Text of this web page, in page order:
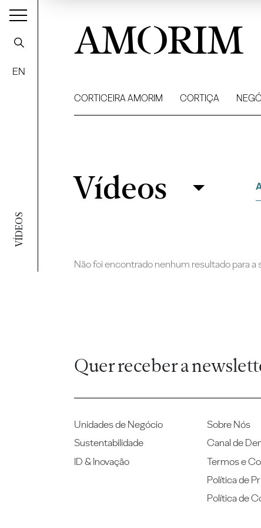
VÍDEOS
EN
AMORIM
CORTICEIRA AMORIM CORTIÇA
Filtrar
Vídeos
Não foi encontrado nenhum resultado para
Quer receber a
Unidades de Negócio
Sustentabilidade
ID & Inovação
Sobre Nós
Canal de
Termos e
Política de
Política de